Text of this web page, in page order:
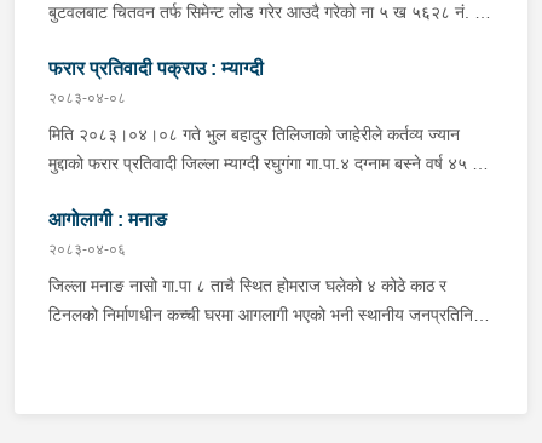
बुटवलबाट चितवन तर्फ सिमेन्ट लोड गरेर आउदै गरेको ना ५ ख ५६२८ नं. को
प ८९४३ नं. को मोटरसाइकल एक आपसमा ठक्कर खाई दुर्घटना हुँदा
मोटरसाइकल चालक जिल्ला मोरङ बिराटनगर म.न.पा. वडा न. १३ बस्ने बर्ष
३० को अभिषेक कुमार पण्डित घाईते भई उपचारको लागी एलआईभ अस्पताल
चितवन पठाएको, मोटरसाइकल,ट्रक र ट्रक चालक जिल्ला न.प.पुर्व देवचुली
लिईएको ।
फरार प्रतिवादी पक्राउ : म्याग्दी
२०८३-०४-०८
मिति २०८३।०४।०८ गते भुल बहादुर तिलिजाको जाहेरीले कर्तव्य ज्यान
मुद्दाको फरार प्रतिवादी जिल्ला म्याग्दी रघुगंगा गा.पा.४ दग्नाम बस्ने वर्ष ४५ को
म्याग्दी आक्रमणमा कारागारबाट फरार भएकोमा सम्मानित जिल्ला अदालत
म्याग्दीको फैसलाले २० बर्ष कैद सजाय तोकिई १९ वर्ष ७ महिना कैद सजाए
भुक्तान गर्न बाँकी रहेको फरार प्रतिवादीलाई निजको वतन देखी ५ कि.मि.
टाढा लेकमा रहेको गोठमा लुकेर बसिरहेको अवस्थामा जि.प्र.का.म्याग्दीबाट
आगोलागी : मनाङ
२०८३-०४-०६
जिल्ला मनाङ नासो गा.पा ८ ताचै स्थित होमराज घलेको ४ कोठे काठ र
टिनलको निर्माणधीन कच्ची घरमा आगलागी भएको भनी स्थानीय जनप्रतिनिधि